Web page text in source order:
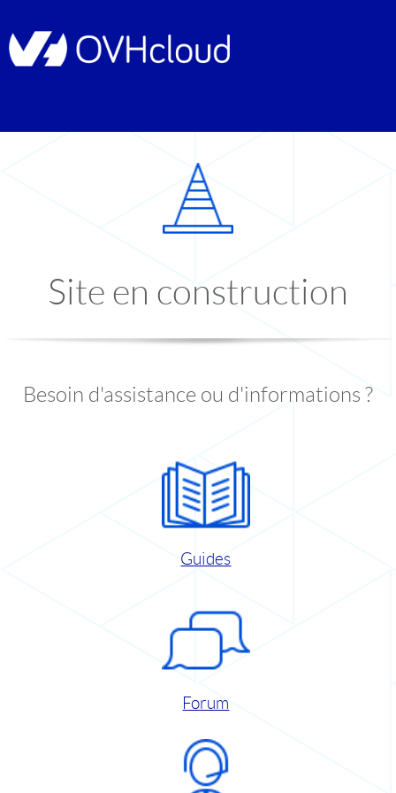
Site en construction
Besoin d'assistance ou d'informations ?
Guides
Forum